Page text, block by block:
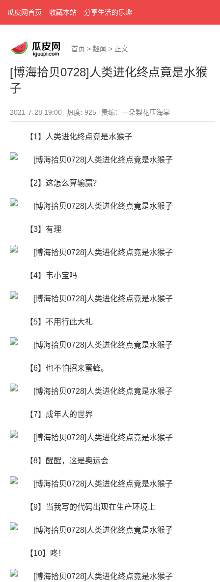
瓜皮网首页 收藏本站 分享生活的乐趣
首页 > 趣闻 > 正文
[博海拾贝0728]人类进化终点竟是水猴
子
2021-7-28 19:00 热度: 925 责编：一朵梨花压海棠
【1】人类进化终点竟是水猴子
【2】这怎么算输赢？
【3】有理
【4】韦小宝吗
【5】不用行此大礼
【6】​也不怕招来蜜蜂。
【7】成年人的世界
【8】醒醒，这是奥运会
【9】当我写的代码出现在生产环境上
【10】咚！